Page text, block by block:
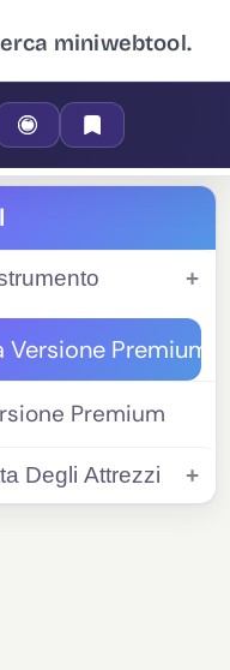
miniwebtool.
Versione Premium
Premium
Degli Attrezzi